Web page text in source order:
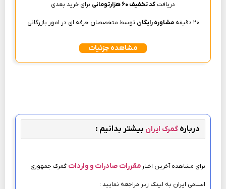
دریافتکد تخفیف ۶۰ هزارتومانی برای خرید بعدی
۲۰ دقیقه مشاوره رایگان توسط متخصصان حرفه ای در امور بازرگانی
مشاهده جزئیات
درباره گمرک ایران بیشتر بدانیم :
برای مشاهده آخرین اخبار مقررات صادرات و واردات گمرک جمهوری
اسلامی ایران به لینک زیر مراجعه نمایید :